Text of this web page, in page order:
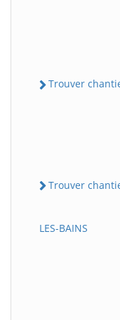
Trouver
Trouver
LES-BAINS